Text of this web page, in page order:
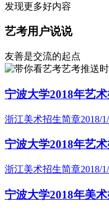
发现更多好内容
艺考用户说说
友善是交流的起点
艺考推送
宁波大学2018年艺
浙江美术招生简章2018/
宁波大学2018年艺
浙江美术招生简章2018/
宁波大学2018年美